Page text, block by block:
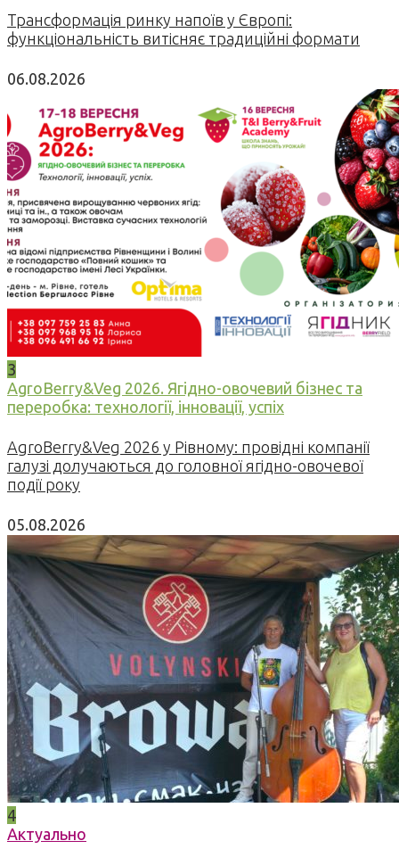
Трансформація ринку напоїв у Європі:
функціональність витісняє традиційні формати
06.08.2026
3
AgroBerry&Veg 2026. Ягідно-овочевий бізнес та
переробка: технології, інновації, успіх
AgroBerry&Veg 2026 у Рівному: провідні компанії
галузі долучаються до головної ягідно-овочевої
події року
05.08.2026
4
Актуально